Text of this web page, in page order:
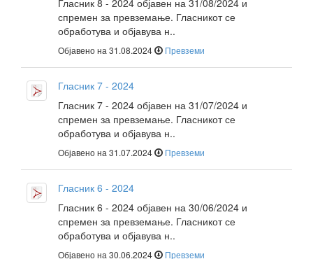
Гласник 8 - 2024 објавен на 31/08/2024 и
спремен за превземање. Гласникот се
обработува и објавува н..
Објавено на 31.08.2024 Превземи
Гласник 7 - 2024
Гласник 7 - 2024 објавен на 31/07/2024 и
спремен за превземање. Гласникот се
обработува и објавува н..
Објавено на 31.07.2024 Превземи
Гласник 6 - 2024
Гласник 6 - 2024 објавен на 30/06/2024 и
спремен за превземање. Гласникот се
обработува и објавува н..
Објавено на 30.06.2024 Превземи